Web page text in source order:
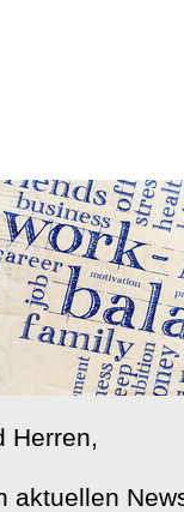
Herren,
aktuellen